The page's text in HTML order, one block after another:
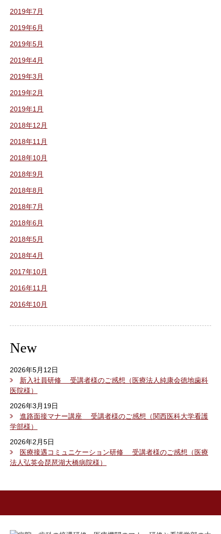
2019年7月
2019年6月
2019年5月
2019年4月
2019年3月
2019年2月
2019年1月
2018年12月
2018年11月
2018年10月
2018年9月
2018年8月
2018年7月
2018年6月
2018年5月
2018年4月
2017年10月
2016年11月
2016年10月
New
2026年5月12日
新入社員研修 受講者様のご感想（医療法人純康会徳地歯科
医院様）
2026年3月19日
進路面接マナー講座 受講者様のご感想（関西医科大学看護
学部様）
2026年2月5日
医療接遇コミュニケーション研修 受講者様のご感想（医療
法人弘英会琵琶湖大橋病院様）